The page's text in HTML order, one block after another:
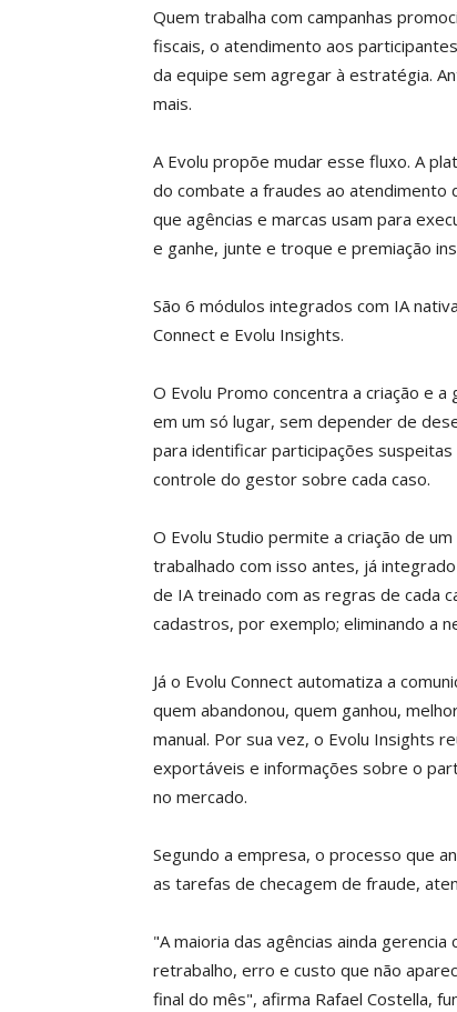
Quem trabalha com campanhas
fiscais, o atendimento aos
da equipe sem agregar à estratégia.
mais.
A Evolu propõe mudar esse fluxo. A
do combate a fraudes ao atendimento
que agências e marcas usam para
e ganhe, junte e troque e premiação
São 6 módulos integrados com IA
Connect e Evolu Insights.
O Evolu Promo concentra a criação e
em um só lugar, sem depender de
para identificar participações
controle do gestor sobre cada caso.
O Evolu Studio permite a criação de
trabalhado com isso antes, já
de IA treinado com as regras de cada
cadastros, por exemplo; eliminando a
Já o Evolu Connect automatiza a
quem abandonou, quem ganhou,
manual. Por sua vez, o Evolu Insights
exportáveis e informações sobre o
no mercado.
Segundo a empresa, o processo que
as tarefas de checagem de fraude,
"A maioria das agências ainda
retrabalho, erro e custo que não
final do mês", afirma Rafael Costella,